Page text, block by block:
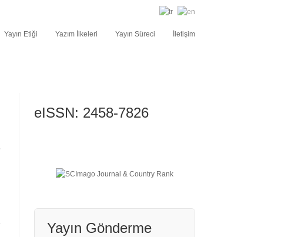
Yayın Etiği Yazım İlkeleri Yayın Süreci İletişim
eISSN: 2458-7826
Yayın Gönderme